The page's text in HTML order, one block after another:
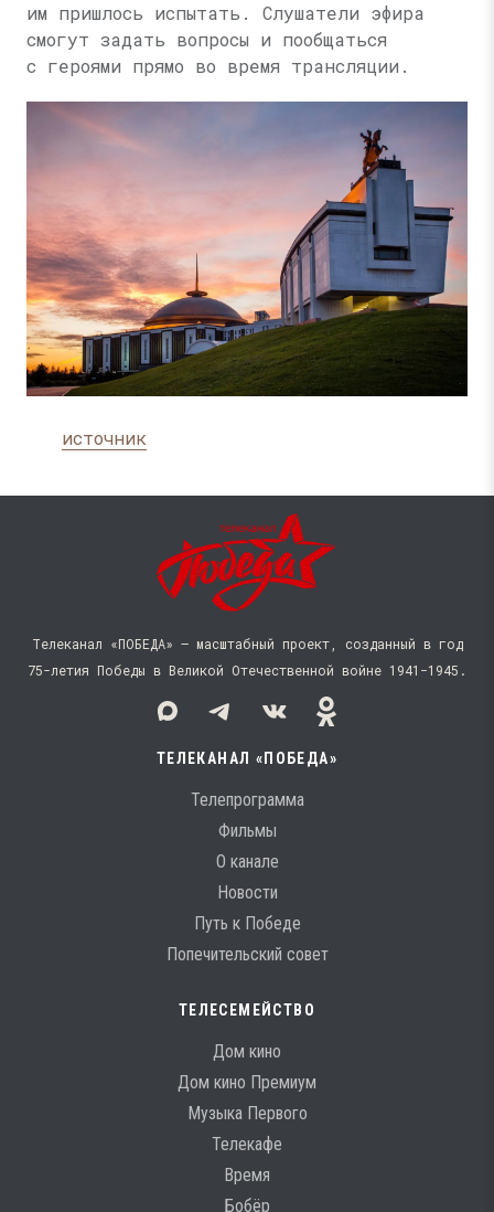
им пришлось испытать. Слушатели эфира
смогут задать вопросы и пообщаться
с героями прямо во время трансляции.
источник
Телеканал «ПОБЕДА» — масштабный проект, созданный в год
75-летия Победы в Великой Отечественной войне 1941−1945.
ТЕЛЕКАНАЛ «ПОБЕДА»
Телепрограмма
Фильмы
О канале
Новости
Путь к Победе
Попечительский совет
ТЕЛЕСЕМЕЙСТВО
Дом кино
Дом кино Премиум
Музыка Первого
Телекафе
Время
Бобёр